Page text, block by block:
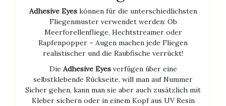
Adhesive Eyeskönnen für die unterschiedlichsten
Fliegenmuster verwendet werden: Ob
Meerforellenfliege, Hechtstreamer oder
Rapfenpopper – Augen machen jede Fliegen
realistischer und die Raubfische verrückt!
Die Adhesive Eyesverfügen über eine
selbstklebende Rückseite, will man auf Nummer
Sicher gehen, kann man sie aber auch zusätzlich mit
Kleber sichern oder in einem Kopf aus UV Resin